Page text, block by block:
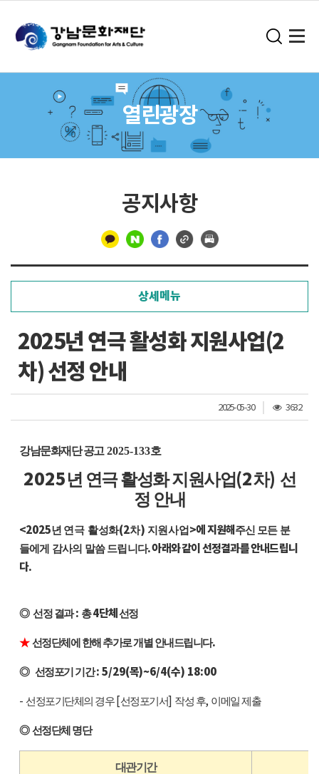
열린광장
공지사항
상세메뉴
2025년 연극 활성화 지원사업(2
차) 선정 안내
2025-05-30
조
회
3632
강남문화재단 공고2025-133호
2025년 연극 활성화 지원사업(2차) 선
정 안내
<2025년 연극 활성화(2차) 지원사업 >에 지원해 주신 모든 분
들에게 감사의 말씀 드립니다.아래와 같이 선정결과를 안내드립니
다.
◎ 선정 결과: 총4단체 선정
★선정단체에 한해 추가로 개별 안내드립니다.
◎ 선정포기 기간 : 5/29(목)~6/4(수) 18:00
- 선정포기단체의 경우 [선정포기서] 작성 후, 이메일 제출
◎선정단체 명단
대관기간